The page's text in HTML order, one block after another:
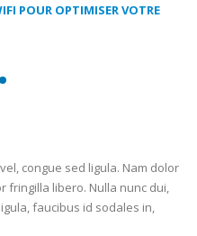
POUR OPTIMISER VOTRE
congue sed ligula. Nam dolor
fringilla libero. Nulla nunc dui,
faucibus id sodales in,